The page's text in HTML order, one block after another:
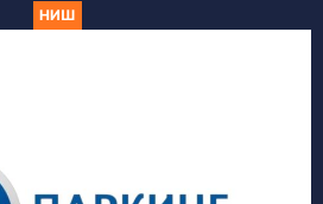
НИШ